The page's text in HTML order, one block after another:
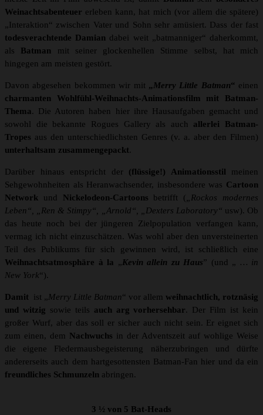
Weinachtsabenteuer erleben kann, hat mich (vor allem die spätere)
„Interaktion“ zwischen Vater und Sohn sehr amüsiert. Dass der fast
todesverachtende Damian dabei weit „batmanniger“ daherkommt,
als Batman mit seiner glockenhellen Stimme selbst, hat mich
hingegen am meisten gestört.
Davon abgesehen bekommen wir mit „Merry Little Batman“ einen
charmanten Wohlfühl-Weihnachts-Animationsfilm mit Batman-
Thema. Die Autoren haben hier ihre Hausaufgaben gemacht und
sowohl die bekannte Rogues Gallery als auch allerlei Batman-
Tropes aus den unterschiedlichsten Genres (v. a. aber den Filmen)
unterhaltsam zusammengepackt.
Darüber hinaus entspricht der (flüssige!) Animationsstil meinen
Sehgewohnheiten als Heranwachsender, insbesondere was Cartoon
Network und Nickelodeon-Cartoons betrifft („Rockos modernes
Leben“, „Ren & Stimpy“, „Arnold“, „Dexters Laboratory“ usw). Ob
das heute noch bei der jüngeren Zielpopulation verfangen kann,
vermag ich nicht einzuschätzen. Was wohl aber den unversteinerten
Teil des Publikums für sich gewinnen wird, ist schließlich eine
Weihnachtsatmosphäre à la „Kevin allein zu Haus” (und „ … in
New York“).
Damit ist „Merry Little Batman“ vor allem weihnachtlich, rotznäsig
und witzig
sowie teils auch arg vorhersehbar. Der Film ist kein
großer Wurf, aber das soll er sicher auch nicht sein. Er eignet sich
zum einen, dem Nachwuchs in der Adventszeit auf wohlige Weise
die eigene Fledermausbegeisterung näherzubringen und dürfte
andererseits auch dem hartgesottensten Batman-Fan hier und da ein
freundliches Schmunzeln abringen.
3 ½ von 5 Bat-Heads